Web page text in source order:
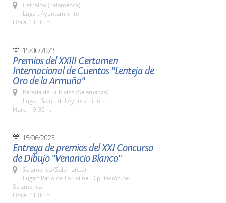
Cerralbo (Salamanca)
Lugar: Ayuntamiento
Hora: 11:30 h.
15/06/2023
Premios del XXIII Certamen
Internacional de Cuentos "Lenteja de
Oro de la Armuña"
Parada de Rubiales (Salamanca)
Lugar: Salón del Ayuntamiento
Hora: 19:30 h.
15/06/2023
Entrega de premios del XXI Concurso
de Dibujo "Venancio Blanco"
Salamanca (Salamanca)
Lugar: Patio de La Salina. Diputación de
Salamanca
Hora: 11:00 h.